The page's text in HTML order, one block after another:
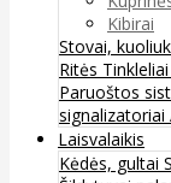
Kibirai
Stovai,
Ritės
Paruoštos
signalizatoriai
Laisvalaikis
Kėdės, gultai